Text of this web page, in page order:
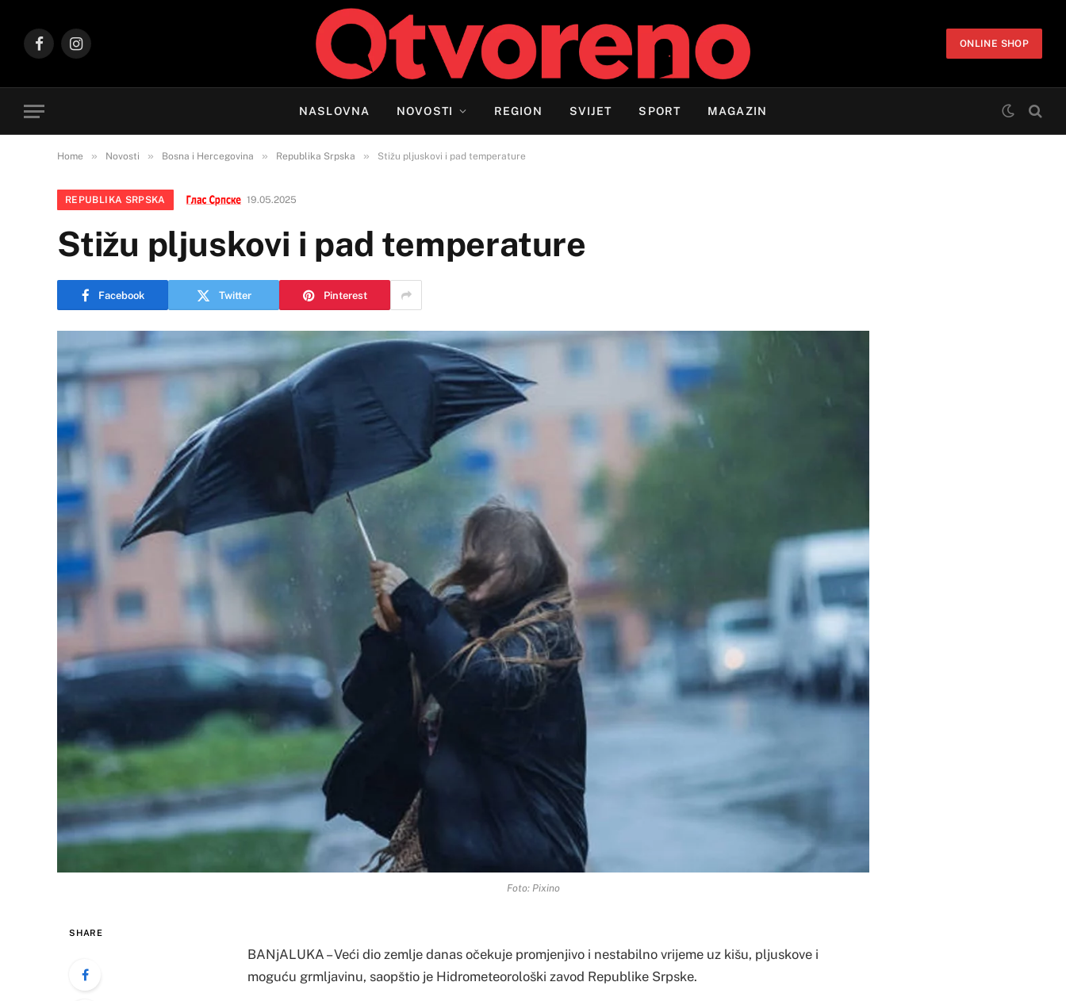
FacebookInstagram
ONLINE SHOP
NASLOVNA NOVOSTI REGION SVIJET SPORT MAGAZIN
Home » Novosti » Bosna i Hercegovina » Republika Srpska » Stižu pljuskovi i pad temperature
REPUBLIKA SRPSKA 19.05.2025
Stižu pljuskovi i pad temperature
Facebook Twitter Pinterest
Foto: Pixino
SHARE
BANjALUKA – Veći dio zemlje danas očekuje promjenjivo i nestabilno vrijeme uz kišu, pljuskove i
moguću grmljavinu, saopštio je Hidrometeorološki zavod Republike Srpske.